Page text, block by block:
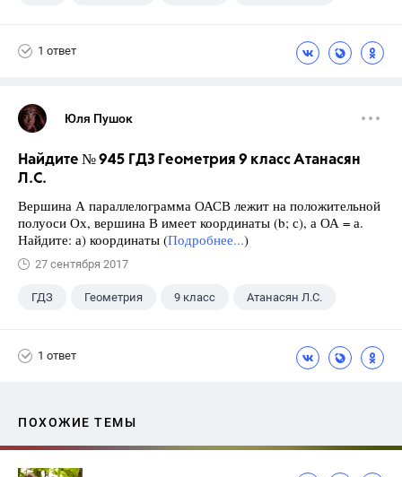
1 ответ
Юля Пушок
Найдите № 945 ГДЗ Геометрия 9 класс Атанасян
Л.С.
Вершина А параллелограмма ОАСВ лежит на положительной
полуоси Ох, вершина В имеет координаты (b; с), а ОА = а.
Найдите: а) координаты (Подробнее...)
27 сентября 2017
ГДЗ Геометрия 9 класс Атанасян Л.С.
1 ответ
ПОХОЖИЕ ТЕМЫ